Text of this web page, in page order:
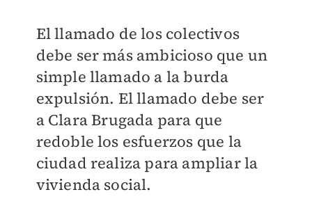
El llamado de los colectivos
debe ser más ambicioso que un
simple llamado a la burda
expulsión. El llamado debe ser
a Clara Brugada para que
redoble los esfuerzos que la
ciudad realiza para ampliar la
vivienda social.